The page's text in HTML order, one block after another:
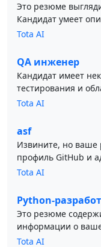
Это резюме
Кандидат умеет
Tota AI
QA инженер
Кандидат имеет
тестирования и
Tota AI
asf
Извините, но ваше
профиль GitHub и
Tota AI
Python-
Это резюме
информации о
Tota AI